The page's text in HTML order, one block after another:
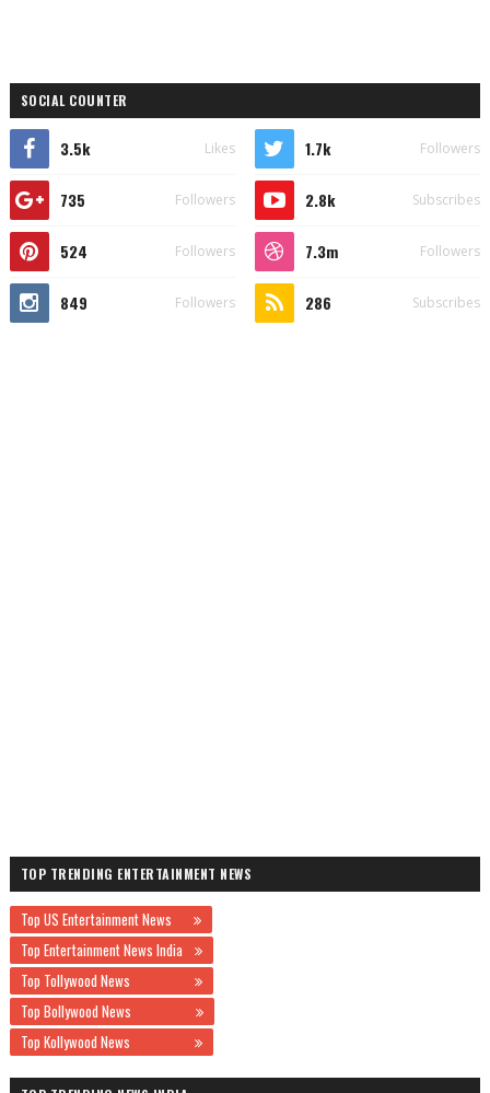
SOCIAL COUNTER
3.5k Likes 1.7k Followers
735 Followers 2.8k Subscribes
524 Followers 7.3m Followers
849 Followers 286 Subscribes
TOP TRENDING ENTERTAINMENT NEWS
Top US Entertainment News
Top Entertainment News India
Top Tollywood News
Top Bollywood News
Top Kollywood News